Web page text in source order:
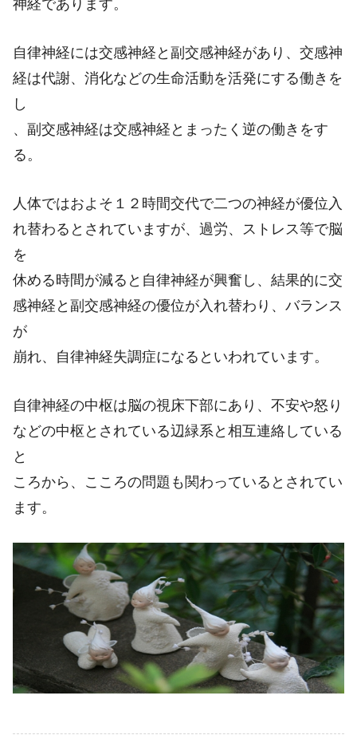
神経であります。
自律神経には交感神経と副交感神経があり、交感神
経は代謝、消化などの生命活動を活発にする働きを
し
、副交感神経は交感神経とまったく逆の働きをす
る。
人体ではおよそ１２時間交代で二つの神経が優位入
れ替わるとされていますが、過労、ストレス等で脳
を
休める時間が減ると自律神経が興奮し、結果的に交
感神経と副交感神経の優位が入れ替わり、バランス
が
崩れ、自律神経失調症になるといわれています。
自律神経の中枢は脳の視床下部にあり、不安や怒り
などの中枢とされている辺緑系と相互連絡している
と
ころから、こころの問題も関わっているとされてい
ます。